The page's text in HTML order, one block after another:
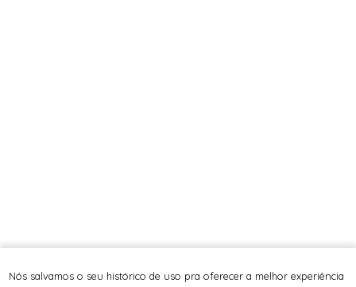
Nós salvamos o seu histórico de uso pra oferecer a melhor experiência